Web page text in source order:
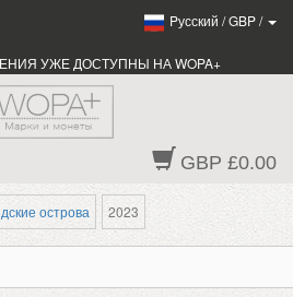
Pусский /GBP/
УЖЕ ДОСТУПНЫ НА WOPA+
GBP £0.00
острова 2023